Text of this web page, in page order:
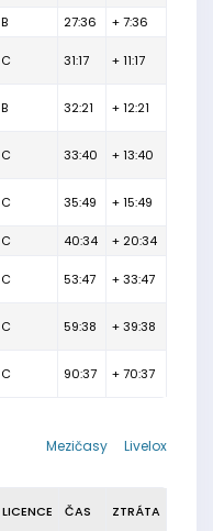
B 27:36 + 7:36
C 31:17 + 11:17
B 32:21 + 12:21
C 33:40 + 13:40
C 35:49 + 15:49
C 40:34 + 20:34
C 53:47 + 33:47
C 59:38 + 39:38
C 90:37 + 70:37
Livelox
Mezičasy
LICENCE ČAS ZTRÁTA